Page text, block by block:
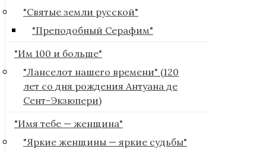
"Святые земли русской"
"Преподобный Серафим"
"Им 100 и больше"
"Ланселот нашего времени" (120
лет со дня рождения Антуана де
Сент-Экзюпери)
"Имя тебе — женщина"
"Яркие женщины — яркие судьбы"